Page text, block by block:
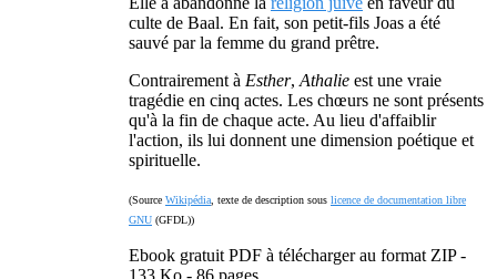
culte de Baal. En fait, son petit-fils Joas a été
sauvé par la femme du grand prêtre.
Contrairement à Esther, Athalie est une vraie
tragédie en cinq actes. Les chœurs ne sont présents
qu'à la fin de chaque acte. Au lieu d'affaiblir
l'action, ils lui donnent une dimension poétique et
spirituelle.
(Source Wikipédia , texte de description sous licence de documentation libre
GNU (GFDL))
Ebook gratuit PDF à télécharger au format ZIP -
133 Ko - 86 pages